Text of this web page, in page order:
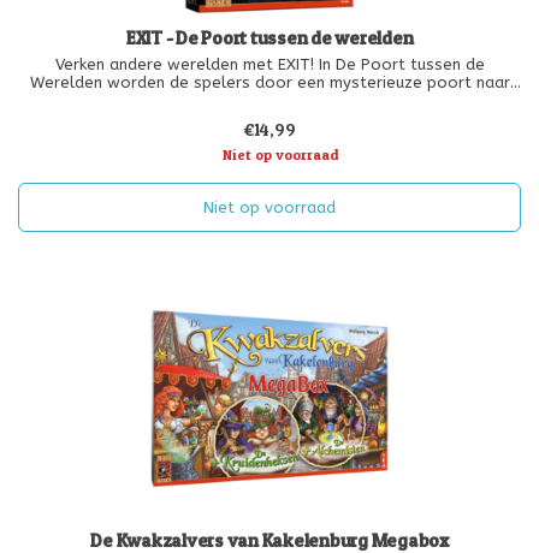
EXIT - De Poort tussen de werelden
Verken andere werelden met EXIT! In De Poort tussen de
Werelden worden de spelers door een mysterieuze poort naar
€14,99
Niet op voorraad
Niet op voorraad
De Kwakzalvers van Kakelenburg Megabox